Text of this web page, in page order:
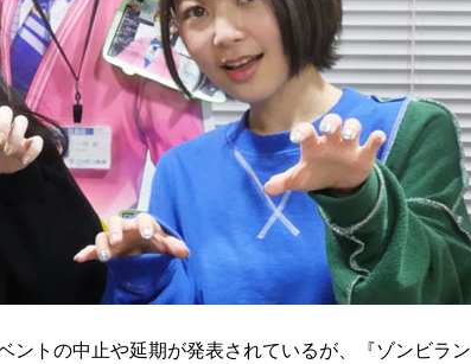
ントの中止や延期が発表されているが、『ゾンビラン